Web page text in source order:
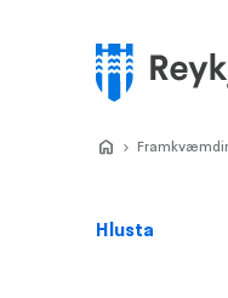
Valmynd
Hlusta
Home
>
Framkvæmdir